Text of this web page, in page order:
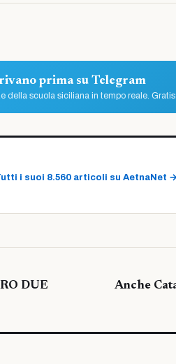
prima su Telegram
della scuola siciliana in tempo reale. Gratis.
i suoi 8.560 articoli su AetnaNet →
DUE
Anche